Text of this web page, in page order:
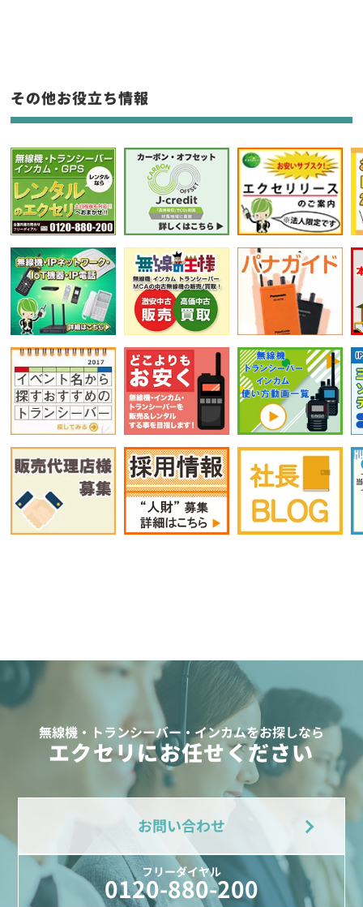
フリーワード入力(製品名等)
選択条件をリセット
その他お役立ち情報
無線機・トランシーバー・インカムをお探しなら
エクセリにお任せください
お問い合わせ
フリーダイヤル
0120-880-200